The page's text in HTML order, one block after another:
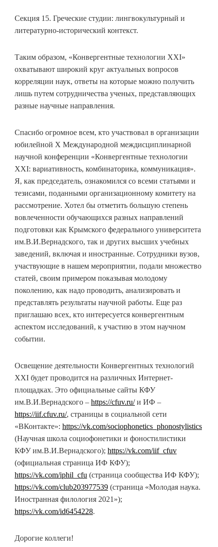
Секция 15. Греческие студии: лингвокультурный и
литературно-исторический контекст.
Таким образом, «Конвергентные технологии ХХI»
охватывают широкий круг актуальных вопросов
корреляции наук, ответы на которые можно получить
лишь путем сотрудничества ученых, представляющих
разные научные направления.
Спасибо огромное всем, кто участвовал в организации
юбилейной X Международной междисциплинарной
научной конференции «Конвергентные технологии
ХХI: вариативность, комбинаторика, коммуникация».
Я, как председатель, ознакомился со всеми статьями и
тезисами, поданными организационному комитету на
рассмотрение. Хотел бы отметить большую степень
вовлеченности обучающихся разных направлений
подготовки как Крымского федерального университета
им.В.И.Вернадского, так и других высших учебных
заведений, включая и иностранные. Сотрудники вузов,
участвующие в нашем мероприятии, подали множество
статей, своим примером показывая молодому
поколению, как надо проводить, анализировать и
представлять результаты научной работы. Еще раз
приглашаю всех, кто интересуется конвергентным
аспектом исследований, к участию в этом научном
событии.
Освещение деятельности Конвергентных технологий
XXI будет проводится на различных Интернет-
площадках. Это официальные сайты КФУ
им.В.И.Вернадского – https://cfuv.ru/и ИФ –
https://iif.cfuv.ru/, страницы в социальной сети
«ВКонтакте»: https://vk.com/sociophonetics_phonostylistics
(Научная школа социофонетики и фоностилистики
КФУ им.В.И.Вернадского); https://vk.com/iif_cfuv
(официальная страница ИФ КФУ);
https://vk.com/iphil_cfu (страница сообщества ИФ КФУ);
https://vk.com/club203977539 (страница «Молодая наука.
Иностранная филология 2021»);
https://vk.com/id6454228.
Дорогие коллеги!